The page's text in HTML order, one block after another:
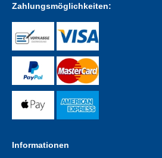
Zahlungsmöglichkeiten:
Informationen